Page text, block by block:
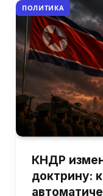
ПОЛИТИКА
КНДР
доктрину: